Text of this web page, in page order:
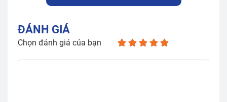
ĐÁNH GIÁ
Chọn đánh giá của bạn